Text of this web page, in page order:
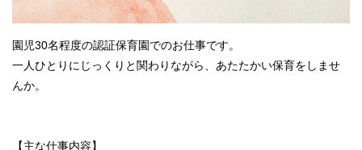
園児30名程度の認証保育園でのお仕事です。
一人ひとりにじっくりと関わりながら、あたたかい保育をしませ
んか。
【主な仕事内容】